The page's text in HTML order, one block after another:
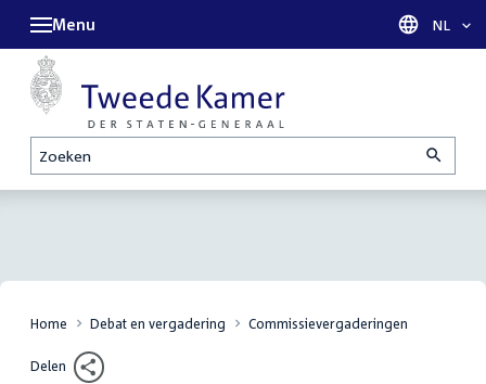
Zoeken
Menu Taal
NL
Home Debat en vergadering Commissievergaderingen
Delen